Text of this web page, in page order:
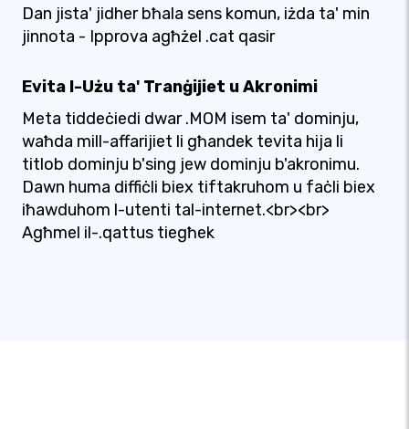
Dan jista' jidher bħala sens komun, iżda ta' min
jinnota - Ipprova agħżel .cat qasir
Evita l-Użu ta' Tranġijiet u Akronimi
Meta tiddeċiedi dwar .MOM isem ta' dominju,
waħda mill-affarijiet li għandek tevita hija li
titlob dominju b'sing jew dominju b'akronimu.
Dawn huma diffiċli biex tiftakruhom u faċli biex
iħawduhom l-utenti tal-internet.<br><br>
Agħmel il-.qattus tiegħek